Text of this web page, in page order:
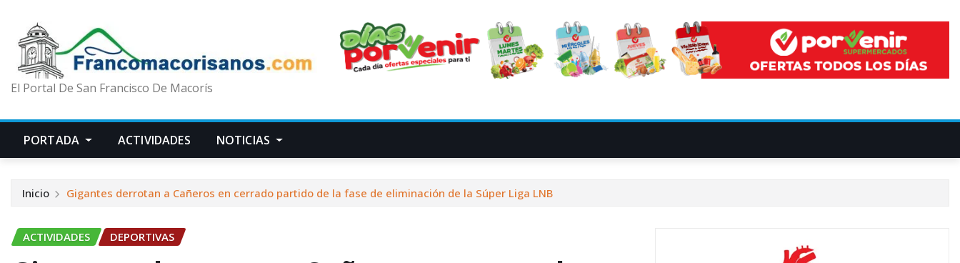
El Portal De San Francisco De Macorís
PORTADA ACTIVIDADES NOTICIAS
Inicio Gigantes derrotan a Cañeros en cerrado partido de la fase de eliminación de la Súper Liga LNB
ACTIVIDADES DEPORTIVAS